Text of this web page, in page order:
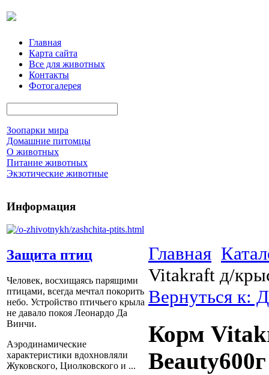
Главная
Карта сайта
Все для животных
Контакты
Фотогалерея
Зоопарки мира
Домашние питомцы
О животных
Питание животных
Экзотические животные
Информация
Защита птиц
Человек, восхищаясь парящими
птицами, всегда мечтал покорить
небо. Устройство птичьего крыла
не давало покоя Леонардо Да
Винчи.
Аэродинамические
характеристики вдохновляли
Жуковского, Циолковского и ...
Главная
Vitakraft д/
Вернуться к:
Корм
Beauty600г